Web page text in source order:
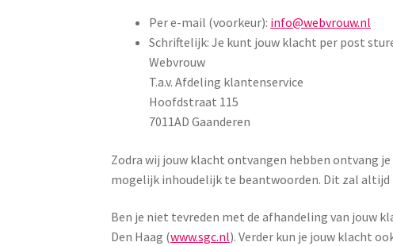
Per e-mail (voorkeur): info@webvrouw.nl
Schriftelijk: Je kunt jouw klacht per post
Webvrouw
T.a.v. Afdeling klantenservice
Hoofdstraat 115
7011AD Gaanderen
Zodra wij jouw klacht ontvangen hebben ontvang
mogelijk inhoudelijk te beantwoorden. Dit zal altijd
Ben je niet tevreden met de afhandeling van jouw
Den Haag (www.sgc.nl). Verder kun je jouw klacht